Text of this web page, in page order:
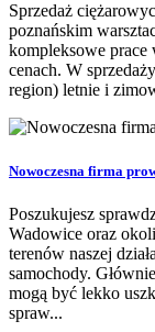
Sprzedaż
poznańskim
kompleksowe
cenach. W
region) letnie i
Nowoczesna firma
Poszukujesz
Wadowice oraz
terenów naszej
samochody.
mogą być lekko
spraw...